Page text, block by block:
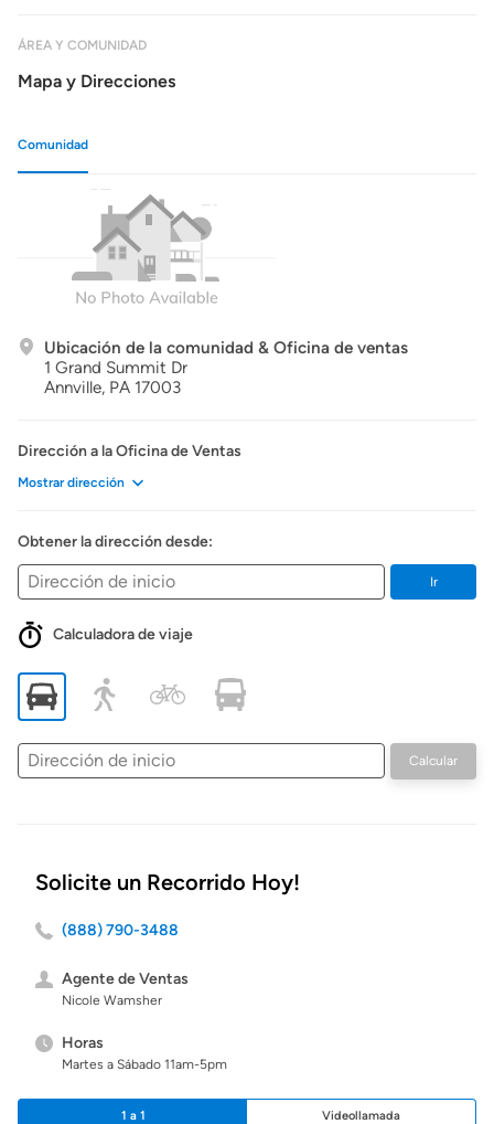
ÁREA Y COMUNIDAD
Mapa y Direcciones
Comunidad
Ubicación de la comunidad & Oficina de ventas
1 Grand Summit Dr
Annville, PA 17003
Dirección a la Oficina de Ventas
Mostrar dirección
Obtener la dirección desde:
Ir
Calculadora de viaje
Dirección
de
Calcular
Solicite un Recorrido Hoy!
(888) 790-3488
Agente de Ventas
Nicole Wamsher
Horas
Martes a Sábado 11am-5pm
1 a 1 Videollamada